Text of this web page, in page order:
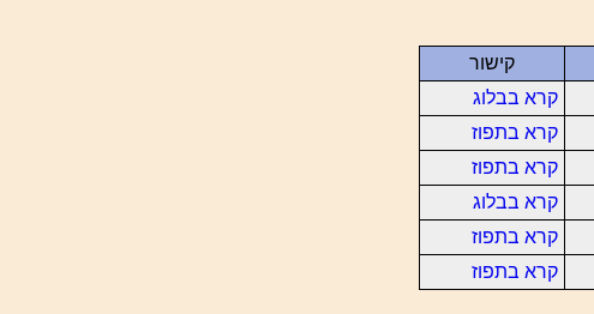
קישור
קרא בבלוג
קרא בתפוז
קרא בתפוז
קרא בבלוג
קרא בתפוז
קרא בתפוז